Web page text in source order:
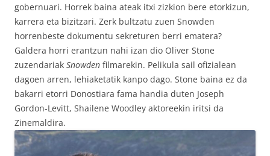
gobernuari. Horrek baina ateak itxi zizkion bere etorkizun,
karrera eta bizitzari. Zerk bultzatu zuen Snowden
horrenbeste dokumentu sekreturen berri ematera?
Galdera horri erantzun nahi izan dio Oliver Stone
zuzendariak Snowden filmarekin. Pelikula sail ofizialean
dagoen arren, lehiaketatik kanpo dago. Stone baina ez da
bakarri etorri Donostiara fama handia duten Joseph
Gordon-Levitt, Shailene Woodley aktoreekin iritsi da
Zinemaldira.